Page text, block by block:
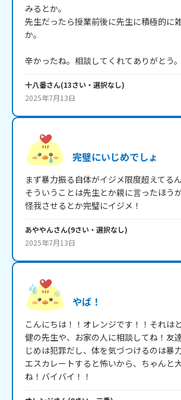
みるとか。
先生だったら授業前後に先生に積極的に
か。
辛かったね。相談してくれてありがとう。
十八番さん(13さい・ 選択なし)
2025年7月13日
完璧にいじめでしょ
まず暴力振る自体がイジメ限度超えてる
そういうことは先生とか親に言ったほう
怪我させるとか完璧にイジメ！
あややんさん(9さい・ 選択なし)
2025年7月13日
やば！
こんにちは！！オレンジです！！それは
健の先生や、お家の人に相談してね！友
じめは犯罪だし、体を気づつけるのは暴
エスカレートすると怖いから、ちゃんと
ね！バイバイ！！